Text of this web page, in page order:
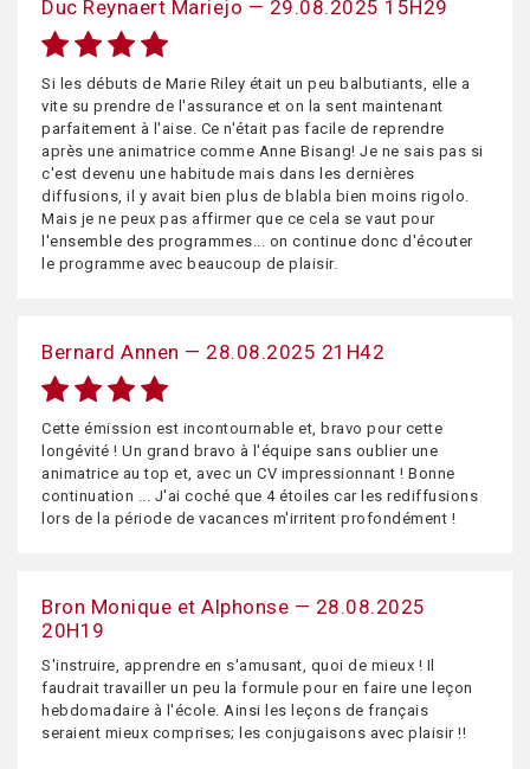
Duc Reynaert Mariejo — 29.08.2025 15H29
Si les débuts de Marie Riley était un peu balbutiants, elle a
vite su prendre de l'assurance et on la sent maintenant
parfaitement à l'aise. Ce n'était pas facile de reprendre
après une animatrice comme Anne Bisang! Je ne sais pas si
c'est devenu une habitude mais dans les dernières
diffusions, il y avait bien plus de blabla bien moins rigolo.
Mais je ne peux pas affirmer que ce cela se vaut pour
l'ensemble des programmes... on continue donc d'écouter
le programme avec beaucoup de plaisir.
Bernard Annen — 28.08.2025 21H42
Cette émission est incontournable et, bravo pour cette
longévité ! Un grand bravo à l'équipe sans oublier une
animatrice au top et, avec un CV impressionnant ! Bonne
continuation ... J'ai coché que 4 étoiles car les rediffusions
lors de la période de vacances m'irritent profondément !
Bron Monique et Alphonse — 28.08.2025
20H19
S'instruire, apprendre en s'amusant, quoi de mieux ! Il
faudrait travailler un peu la formule pour en faire une leçon
hebdomadaire à l'école. Ainsi les leçons de français
seraient mieux comprises; les conjugaisons avec plaisir !!